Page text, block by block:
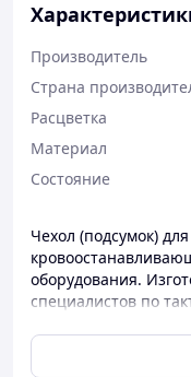
Производитель
Страна
Расцветка
Материал
Состояние
Чехол (подсумок)
оборудования.
специалистов по